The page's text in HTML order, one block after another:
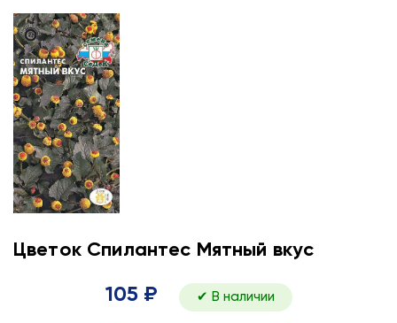
Цветок Спилантес Мятный вкус
105 ₽ ✔ В наличии